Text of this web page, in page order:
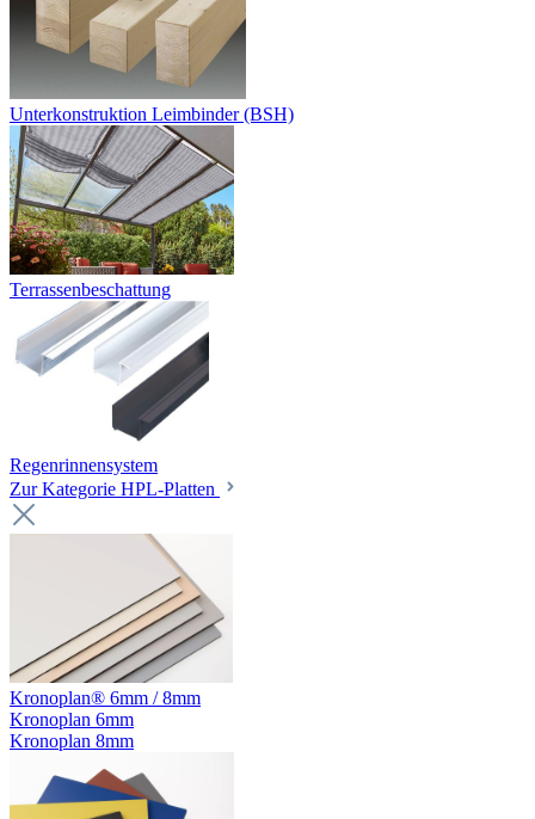
Unterkonstruktion Leimbinder (BSH)
Terrassenbeschattung
Regenrinnensystem
Zur Kategorie HPL-Platten
Kronoplan® 6mm / 8mm
Kronoplan 6mm
Kronoplan 8mm